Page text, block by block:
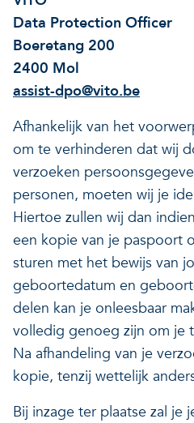
Data Protection Officer
Boeretang 200
2400 Mol
assist-dpo@vito.be
Afhankelijk van het
om te verhinderen dat wij
verzoeken
personen, moeten wij je
Hiertoe zullen wij dan
een kopie van je paspoort
sturen met het bewijs van
geboortedatum en
delen kan je onleesbaar
volledig genoeg zijn om je
Na afhandeling van je
kopie, tenzij wettelijk
Bij inzage ter plaatse zal je